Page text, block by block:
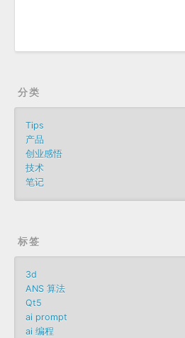
分类
Tips
产品
创业感悟
技术
笔记
标签
3d
ANS 算法
Qt5
ai prompt
ai 编程